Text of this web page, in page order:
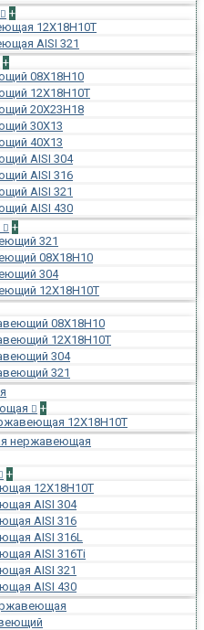
+
12Х18Н10Т
AISI 321
+
08Х18Н10
12Х18Н10Т
20Х23Н18
30Х13
40Х13
AISI 304
AISI 316
AISI 321
AISI 430
+
321
08Х18Н10
304
12Х18Н10Т
08Х18Н10
12Х18Н10Т
304
321
+
12Х18Н10Т
нержавеющая
+
12Х18Н10Т
AISI 304
AISI 316
AISI 316L
AISI 316Ti
AISI 321
AISI 430